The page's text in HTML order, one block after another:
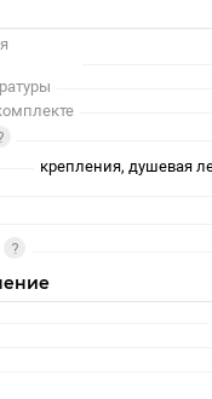
крепления, душевая